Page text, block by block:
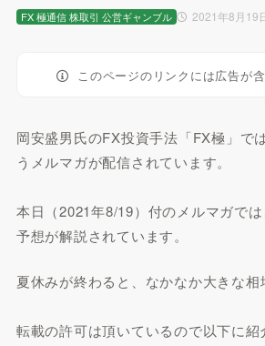
2021年8月19
FX 極通信 株取引 公営ギャンブル
このページのリンクには広告が含
岡安盛男氏のFX投資手法「FX極」で
うメルマガが配信されています。
本日（2021年8/19）付のメルマガで
予想が解説されています。
夏休みが終わると、なかなか大きな相
転載の許可は頂いているので以下に紹